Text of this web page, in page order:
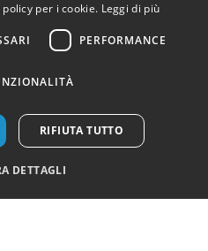
SIAMO
per i cookie. Leggi di più
PERFORMANCE
RIFIUTA TUTTO
DETTAGLI